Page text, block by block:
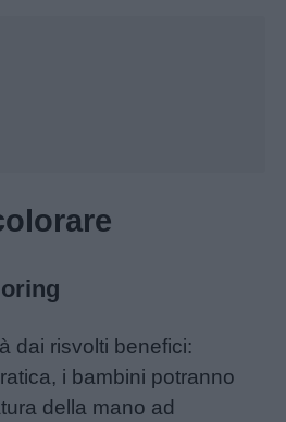
dai risvolti benefici:
i bambini potranno
della mano ad